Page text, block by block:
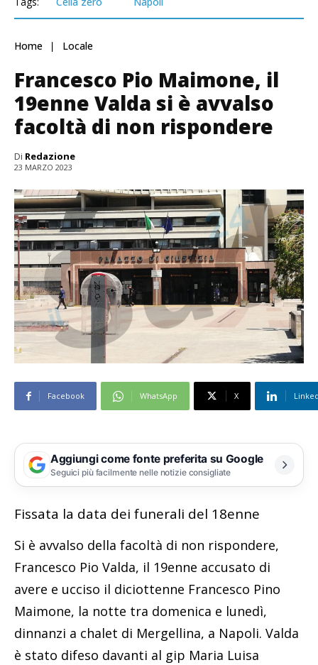
Home Locale
Francesco Pio Maimone, il
19enne Valda si è avvalso
facoltà di non rispondere
Di Redazione
23 MARZO 2023
Facebook WhatsApp X
Aggiungi come fonte preferita su Google
Seguici più facilmente nelle notizie consigliate
Fissata la data dei funerali del 18enne
Si è avvalso della facoltà di non rispondere,
Francesco Pio Valda, il 19enne accusato di
avere e ucciso il diciottenne Francesco Pino
Maimone, la notte tra domenica e lunedì,
dinnanzi a chalet di Mergellina, a Napoli. Valda
è stato difeso davanti al gip Maria Luisa